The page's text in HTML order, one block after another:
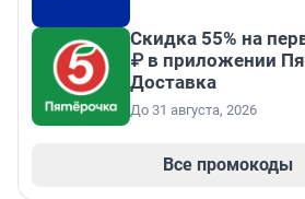
Скидка 55% на
₽ в приложении
Доставка
До 31 августа, 2026
Все промокоды